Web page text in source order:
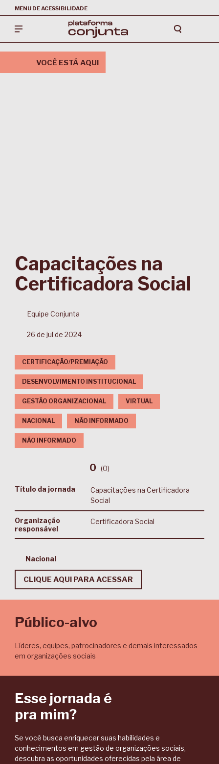
MENU DE ACESSIBILIDADE
VOCÊ ESTÁ AQUI
Capacitações na
Certificadora Social
Equipe Conjunta
26 de jul de 2024
CERTIFICAÇÃO/PREMIAÇÃO
DESENVOLVIMENTO INSTITUCIONAL
GESTÃO ORGANIZACIONAL VIRTUAL
NACIONAL NÃO INFORMADO
NÃO INFORMADO
0 (0)
Título da jornada
Capacitações na Certificadora
Social
Organização
responsável
Certificadora Social
Nacional
CLIQUE AQUI PARA ACESSAR
Público-alvo
Líderes, equipes, patrocinadores e demais interessados
em organizações sociais
Esse jornada é
pra mim?
Se você busca enriquecer suas habilidades e
conhecimentos em gestão de organizações sociais,
descubra as oportunidades oferecidas pela área de